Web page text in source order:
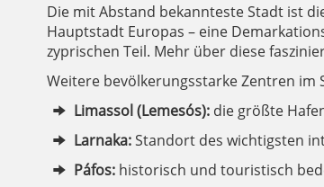
Die mit Abstand bekannteste Stadt ist
Hauptstadt Europas – eine
zyprischen Teil. Mehr über diese
Weitere bevölkerungsstarke Zentren im
Limassol (Lemesós): die größte
Larnaka:Standort des wichtigsten
Páfos: historisch und touristisch